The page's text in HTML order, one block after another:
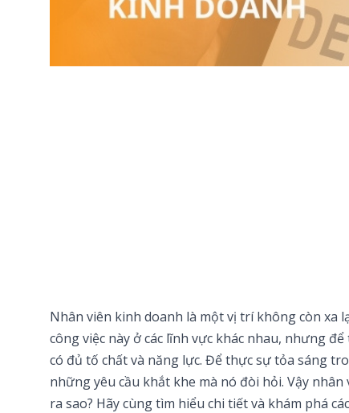
Nhân viên kinh doanh là một vị trí không còn xa
công việc này ở các lĩnh vực khác nhau, nhưng
có đủ tố chất và năng lực. Để thực sự tỏa sáng
những yêu cầu khắt khe mà nó đòi hỏi. Vậy
ra sao? Hãy cùng tìm hiểu chi tiết và khám phá